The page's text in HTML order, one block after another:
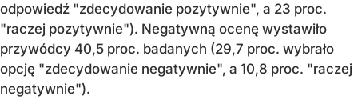
odpowiedź "zdecydowanie pozytywnie", a 23 proc.
"raczej pozytywnie"). Negatywną ocenę wystawiło
przywódcy 40,5 proc. badanych (29,7 proc. wybrało
opcję "zdecydowanie negatywnie", a 10,8 proc. "raczej
negatywnie").